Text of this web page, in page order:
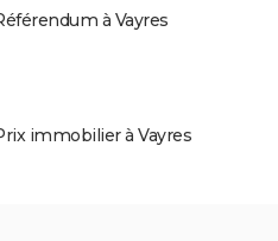
à Vayres
immobilier à Vayres